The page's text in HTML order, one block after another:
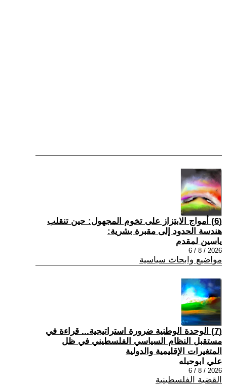
(6) أمواج الابتزاز على تخوم المجهول: حين تنقلب
هندسة الحدود إلى مقبرة بشرية:
ياسين لمقدم
2026 / 8 / 6
مواضيع وابحاث سياسية
(7) الوحدة الوطنية ضرورة استراتيجية... قراءة في
مستقبل النظام السياسي الفلسطيني في ظل
المتغيرات الإقليمية والدولية
علي ابوحبله
2026 / 8 / 6
القضية الفلسطينية